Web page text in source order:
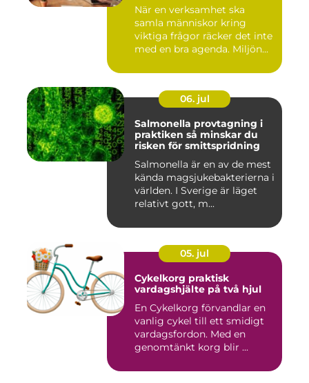
När en verksamhet ska
samla människor kring
viktiga frågor räcker det inte
med en bra agenda. Miljön...
06. jul
Salmonella provtagning i
praktiken så minskar du
risken för smittspridning
Salmonella är en av de mest
kända magsjukebakterierna i
världen. I Sverige är läget
relativt gott, m...
05. jul
Cykelkorg praktisk
vardagshjälte på två hjul
En Cykelkorg förvandlar en
vanlig cykel till ett smidigt
vardagsfordon. Med en
genomtänkt korg blir ...